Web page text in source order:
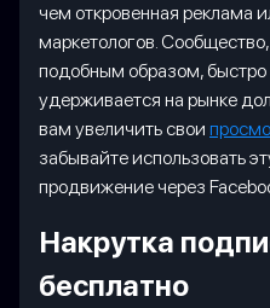
чем откровенная реклама
маркетологов.
подобным образом, быстро
удерживается на рынке
вам увеличить свои
забывайте использовать
продвижение через
Накрутка
бесплатно